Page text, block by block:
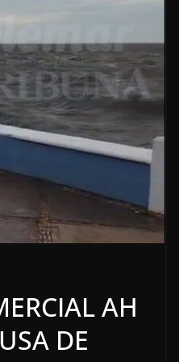
AH
DE
OPINIÓN